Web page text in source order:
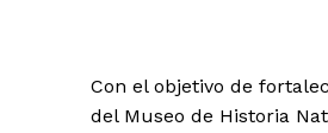
Con el objetivo de
del Museo de Historia